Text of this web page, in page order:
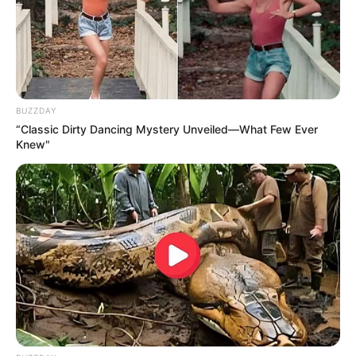
Tenemos todas las noticias que le
interesan. Para estar bien informado, por
favor, active las notificaciones de Alerta.
ACTIVAR AHORA
TEMAS DESTACADOS
CATATUMBO
PUENTE INTERNACIONAL SIMÓN BOLÍVAR
NOTICIAS NORTE DE SANTANDER
ÁREA METROPOLITANA DE CÚCUTA
OCAÑA
NARCOTRÁFICO
ELN
BUZZDAY
“Classic Dirty Dancing Mystery Unveiled—What Few Ever
Knew"